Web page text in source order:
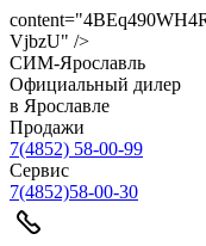
VjbzU" />
СИМ-Ярославль
Официальный дилер
в Ярославле
Продажи
7(4852) 58-00-99
Сервис
7(4852)58-00-30